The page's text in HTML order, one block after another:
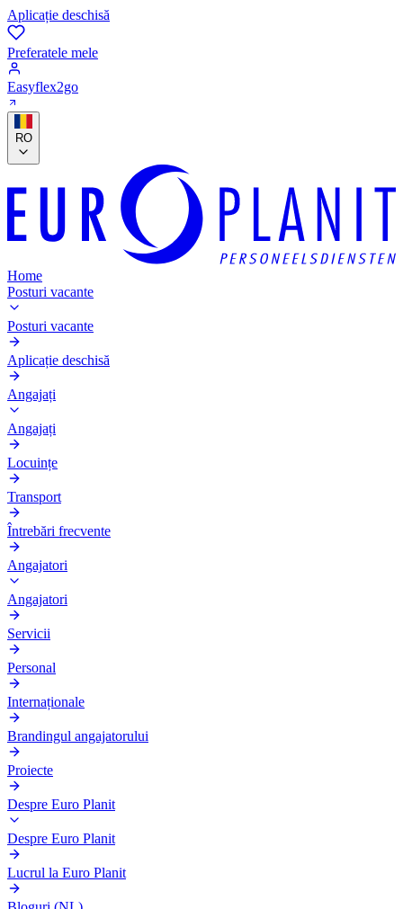
Aplicație deschisă
Preferatele mele
Easyflex2go
RO
Home
Posturi vacante
Posturi vacante
Aplicație deschisă
Angajați
Angajați
Locuințe
Transport
Întrebări frecvente
Angajatori
Angajatori
Servicii
Personal
Internaționale
Brandingul angajatorului
Proiecte
Despre Euro Planit
Despre Euro Planit
Lucrul la Euro Planit